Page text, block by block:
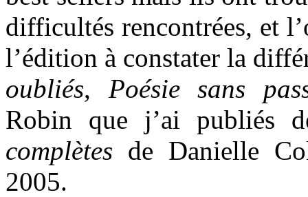
difficultés rencontrées, et
l’édition à constater la
oubliés, Poésie sans
Robin que j’ai publiés
complètes de Danielle
2005.